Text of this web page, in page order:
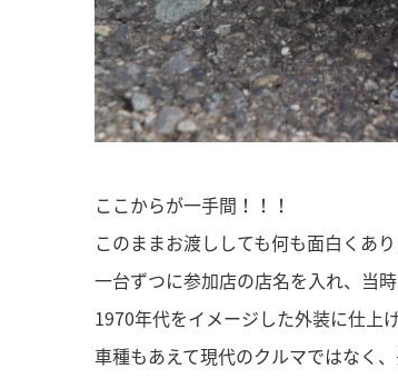
ここからが一手間！！！
このままお渡ししても何も面白くあ
一台ずつに参加店の店名を入れ、当
1970年代をイメージした外装に仕上
車種もあえて現代のクルマではなく